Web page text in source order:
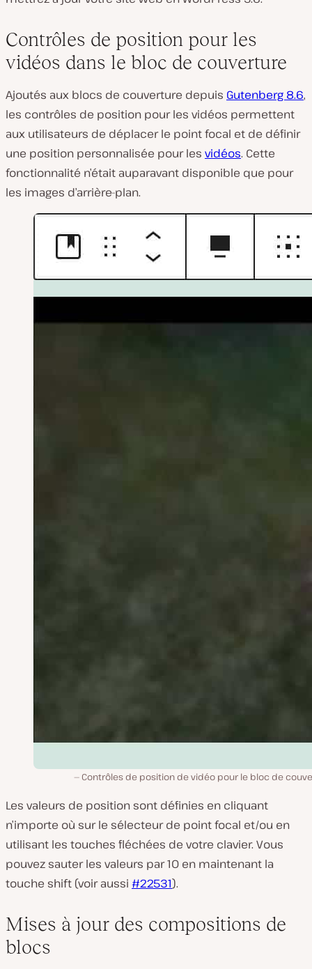
Contrôles de position pour les
vidéos dans le bloc de couverture
Ajoutés aux blocs de couverture depuis Gutenberg 8.6,
les contrôles de position pour les vidéos permettent
aux utilisateurs de déplacer le point focal et de définir
une position personnalisée pour les vidéos. Cette
fonctionnalité n’était auparavant disponible que pour
les images d’arrière-plan.
Contrôles de position de vidéo pour le bloc de
Les valeurs de position sont définies en cliquant
n’importe où sur le sélecteur de point focal et/ou en
utilisant les touches fléchées de votre clavier. Vous
pouvez sauter les valeurs par 10 en maintenant la
touche shift (voir aussi #22531).
Mises à jour des compositions de
blocs